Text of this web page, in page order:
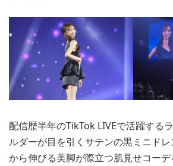
配信歴半年のTikTok LIVEで活躍する
ルダーが目を引くサテンの黒ミニド
から伸びる美脚が際立つ肌見せコー